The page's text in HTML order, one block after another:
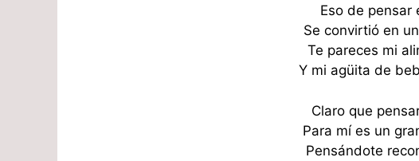
Eso de pensar
Se convirtió en
Te pareces mi
Y mi agüita de
Claro que
Para mí es un
Pensándote